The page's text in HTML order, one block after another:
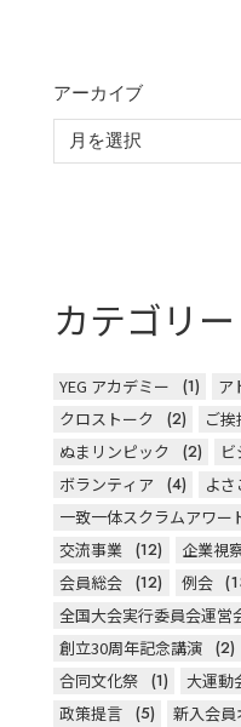
アーカイブ
カテゴリー
YEG アカデミー (1) ア
クロストーク
(2) ご挨
ぬまリンピック
(2)
ボランティア
(4) よ
一致一体スクラムアワー
交流事業 (12) 企業視
会員総会 (12) 例会
全国大会実行委員会運営
創立30周年記念講演 (2)
合同文化祭 (1) 大運動
政策提言 (5) 新入会